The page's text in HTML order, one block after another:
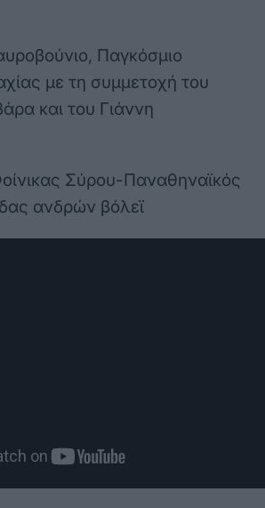
Παγκόσμιο
με τη συμμετοχή του
και του Γιάννη
Σύρου-Παναθηναϊκός
ανδρών βόλεϊ